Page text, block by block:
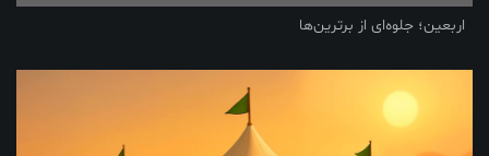
اربعین؛ جلوه‌ای از برترین‌ها